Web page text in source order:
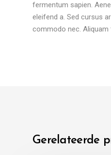
fermentum sapien.
eleifend a. Sed cursus
commodo nec. Aliquam
Gerelateerde